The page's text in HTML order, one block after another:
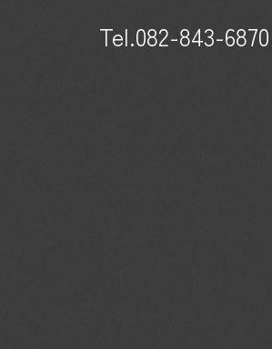
Tel.082-843-6870